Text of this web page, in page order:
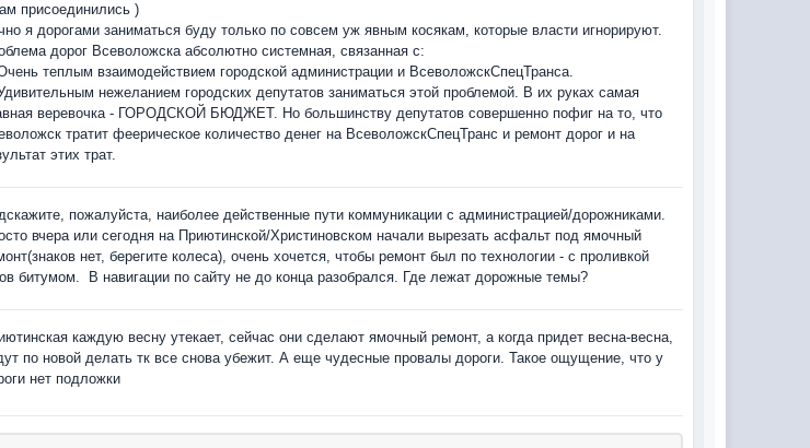
присоединились )
я дорогами заниматься буду только по совсем уж явным косякам, которые власти игнорируют.
дорог Всеволожска абсолютно системная, связанная с:
теплым взаимодействием городской администрации и ВсеволожскСпецТранса.
нежеланием городских депутатов заниматься этой проблемой. В их руках самая
веревочка - ГОРОДСКОЙ БЮДЖЕТ. Но большинству депутатов совершенно пофиг на то, что
тратит феерическое количество денег на ВсеволожскСпецТранс и ремонт дорог и на
этих трат.
пожалуйста, наиболее действенные пути коммуникации с администрацией/дорожниками.
вчера или сегодня на Приютинской/Христиновском начали вырезать асфальт под ямочный
нет, берегите колеса), очень хочется, чтобы ремонт был по технологии - с проливкой
битумом. В навигации по сайту не до конца разобрался. Где лежат дорожные темы?
каждую весну утекает, сейчас они сделают ямочный ремонт, а когда придет весна-весна,
по новой делать тк все снова убежит. А еще чудесные провалы дороги. Такое ощущение, что у
нет подложки